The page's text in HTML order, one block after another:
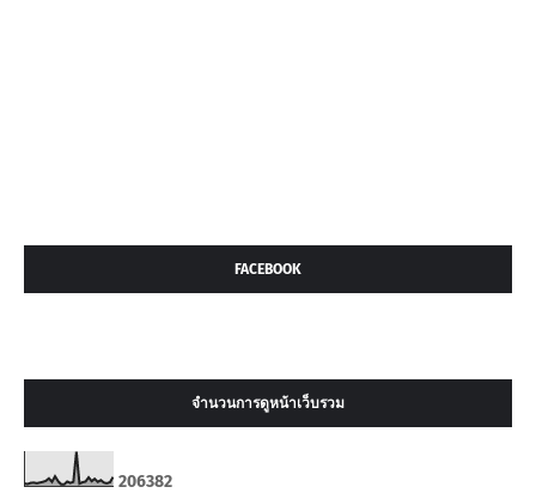
FACEBOOK
จำนวนการดูหน้าเว็บรวม
206382